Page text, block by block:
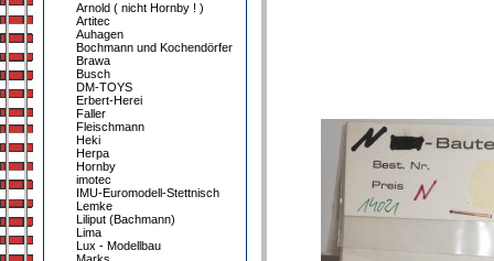
Arnold ( nicht Hornby ! )
Artitec
Auhagen
Bochmann und Kochendörfer
Brawa
Busch
DM-TOYS
Erbert-Herei
Faller
Fleischmann
Heki
Herpa
Hornby
imotec
IMU-Euromodell-Stettnisch
Lemke
Liliput (Bachmann)
Lima
Lux - Modellbau